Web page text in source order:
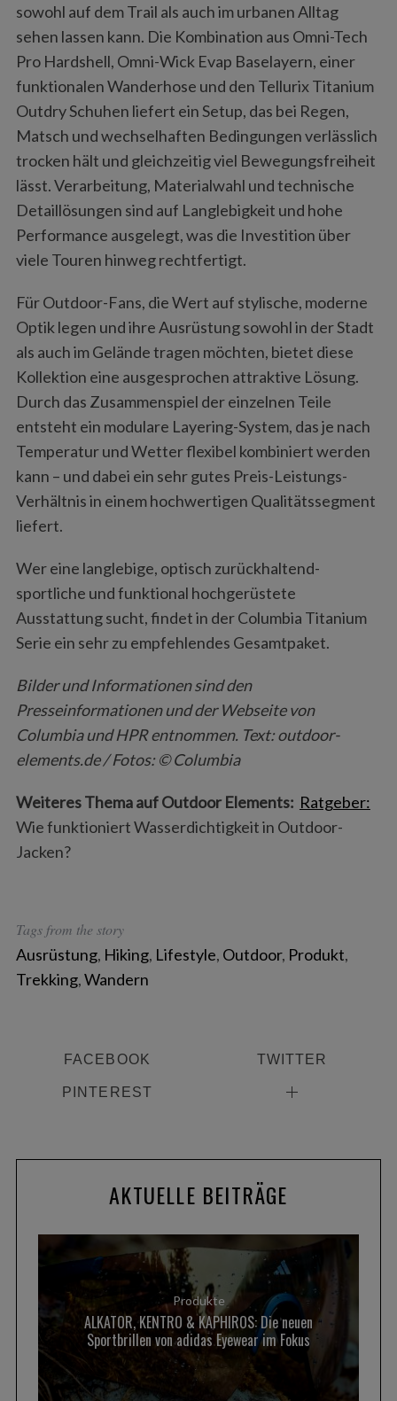
sowohl auf dem Trail als auch im urbanen Alltag
sehen lassen kann. Die Kombination aus Omni-Tech
Pro Hardshell, Omni-Wick Evap Baselayern, einer
funktionalen Wanderhose und den Tellurix Titanium
Outdry Schuhen liefert ein Setup, das bei Regen,
Matsch und wechselhaften Bedingungen verlässlich
trocken hält und gleichzeitig viel Bewegungsfreiheit
lässt. Verarbeitung, Materialwahl und technische
Detaillösungen sind auf Langlebigkeit und hohe
Performance ausgelegt, was die Investition über
viele Touren hinweg rechtfertigt.
Für Outdoor-Fans, die Wert auf stylische, moderne
Optik legen und ihre Ausrüstung sowohl in der Stadt
als auch im Gelände tragen möchten, bietet diese
Kollektion eine ausgesprochen attraktive Lösung.
Durch das Zusammenspiel der einzelnen Teile
entsteht ein modulare Layering-System, das je nach
Temperatur und Wetter flexibel kombiniert werden
kann – und dabei ein sehr gutes Preis-Leistungs-
Verhältnis in einem hochwertigen Qualitätssegment
liefert.
Wer eine langlebige, optisch zurückhaltend-
sportliche und funktional hochgerüstete
Ausstattung sucht, findet in der Columbia Titanium
Serie ein sehr zu empfehlendes Gesamtpaket.
Bilder und Informationen sind den
Presseinformationen und der Webseite von
Columbia und HPR entnommen. Text: outdoor-
elements.de / Fotos: © Columbia
Weiteres Thema auf Outdoor Elements: Ratgeber:
Wie funktioniert Wasserdichtigkeit in Outdoor-
Jacken?
Tags from the story
Ausrüstung, Hiking, Lifestyle, Outdoor, Produkt,
Trekking,Wandern
FACEBOOK TWITTER
PINTEREST
AKTUELLE BEITRÄGE
Produkte
ALKATOR, KENTRO & KAPHIROS: Die neuen
Sportbrillen von adidas Eyewear im Fokus